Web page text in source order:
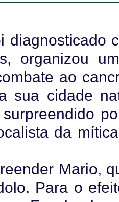
diagnosticado
organizou
ao
sua cidade
da
Mario,
Para o